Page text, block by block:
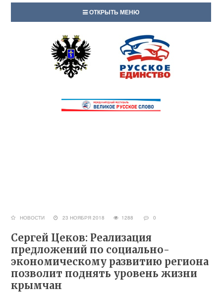
ОТКРЫТЬ МЕНЮ
НОВОСТИ 23 НОЯБРЯ 2018 1288 0
Сергей Цеков: Реализация
предложений по социально-
экономическому развитию региона
позволит поднять уровень жизни
крымчан